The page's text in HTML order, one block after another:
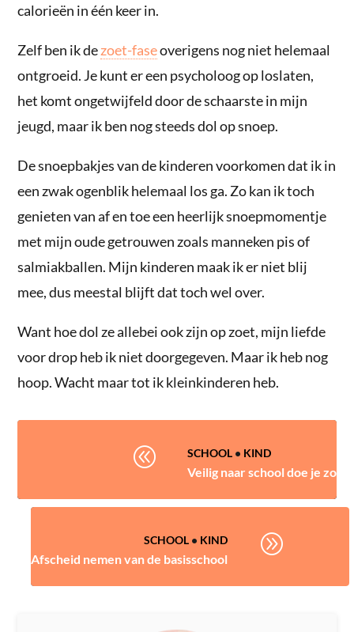
calorieën in één keer in.
Zelf ben ik dezoet-faseoverigens nog niet helemaal
ontgroeid. Je kunt er een psycholoog op loslaten,
het komt ongetwijfeld door de schaarste in mijn
jeugd, maar ik ben nog steeds dol op snoep.
De snoepbakjes van de kinderen voorkomen dat ik in
een zwak ogenblik helemaal los ga. Zo kan ik toch
genieten van af en toe een heerlijk snoepmomentje
met mijn oude getrouwen zoals manneken pis of
salmiakballen. Mijn kinderen maak ik er niet blij
mee, dus meestal blijft dat toch wel over.
Want hoe dol ze allebei ook zijn op zoet, mijn liefde
voor drop heb ik niet doorgegeven. Maar ik heb nog
hoop. Wacht maar tot ik kleinkinderen heb.
@ SCHOOL• KIND
Veilig naar school doe je zo
SCHOOL• KIND
Afscheid nemen van de basisschool
A